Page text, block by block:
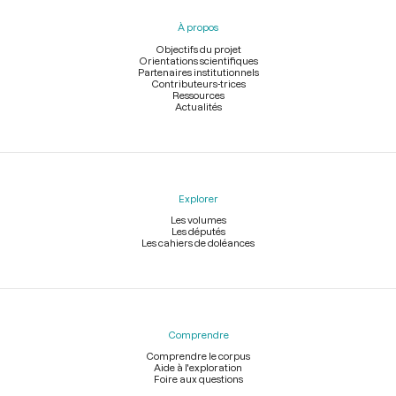
À propos
Objectifs du projet
Orientations scientifiques
Partenaires institutionnels
Contributeurs-trices
Ressources
Actualités
Explorer
Les volumes
Les députés
Les cahiers de doléances
Comprendre
Comprendre le corpus
Aide à l'exploration
Foire aux questions